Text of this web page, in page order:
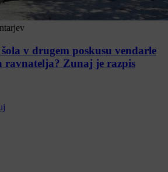
v drugem poskusu vendarle
ravnatelja? Zunaj je razpis